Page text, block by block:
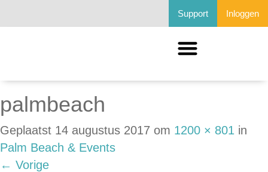
Support Inloggen
palmbeach
Geplaatst 14 augustus 2017 om 1200 × 801 in
Palm Beach & Events
← Vorige